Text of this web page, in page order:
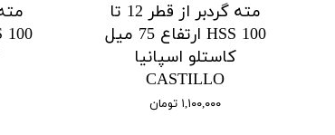
مته گردبر از قطر 12 تا
100 HSS ارتفاع 75 میل
کاستلو اسپانیا
CASTILLO
۱,۱۰۰,۰۰۰ تومان